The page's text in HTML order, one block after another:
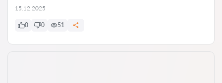
15.12.2025
0 0 51